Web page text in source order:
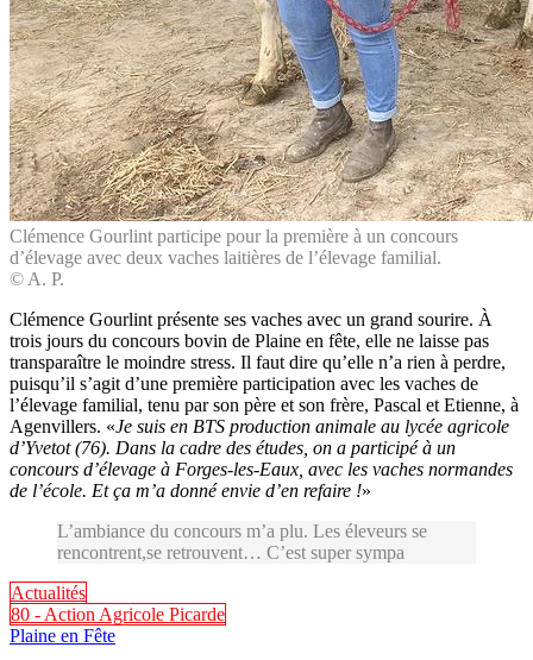
Clémence Gourlint participe pour la première à un concours
d’élevage avec deux vaches laitières de l’élevage familial.
© A. P.
Clémence Gourlint présente ses vaches avec un grand sourire. À
trois jours du concours bovin de Plaine en fête, elle ne laisse pas
transparaître le moindre stress. Il faut dire qu’elle n’a rien à perdre,
puisqu’il s’agit d’une première participation avec les vaches de
l’élevage familial, tenu par son père et son frère, Pascal et Etienne, à
Agenvillers. «Je suis en BTS production animale au lycée agricole
d’Yvetot (76). Dans la cadre des études, on a participé à un
concours d’élevage à Forges-les-Eaux, avec les vaches normandes
de l’école. Et ça m’a donné envie d’en refaire !»
L’ambiance du concours m’a plu. Les éleveurs se
rencontrent,se retrouvent… C’est super sympa
Actualités
80 - Action Agricole Picarde
Plaine en Fête